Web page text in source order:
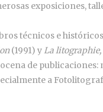
exposiciones,
técnicos e
(1991) yLa
de
a